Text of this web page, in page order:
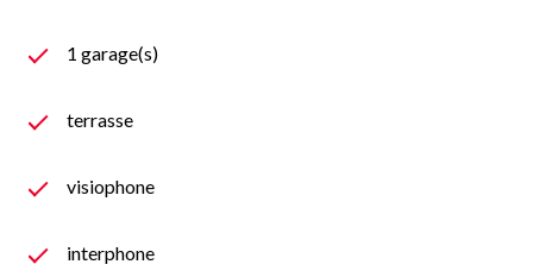
1 garage(s)
terrasse
visiophone
interphone